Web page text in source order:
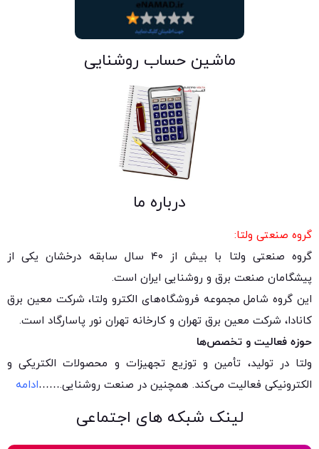
ماشین حساب روشنایی
درباره ما
گروه صنعتی ولتا:
گروه صنعتی ولتا با بیش از ۴۰ سال سابقه درخشان یکی از
پیشگامان صنعت برق و روشنایی ایران است.
این گروه شامل مجموعه فروشگاه‌های الکترو ولتا، شرکت معین برق
کانادا، شرکت معین برق تهران و کارخانه تهران نور پاسارگاد است.
حوزه فعالیت و تخصص‌ها
ولتا در تولید، تأمین و توزیع تجهیزات و محصولات الکتریکی و
الکترونیکی فعالیت می‌کند. همچنین در صنعت روشنایی.……ادامه
لینک شبکه های اجتماعی